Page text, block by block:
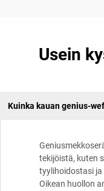
Usein
Kuinka kauan genius-
tekijöistä, kuten
tyylihoidostasi
Oikean huollon